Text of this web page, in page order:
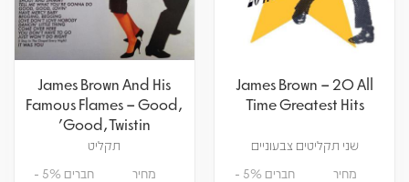
James Brown – 20 All
Time Greatest Hits
שני תקליטים צבעוניים
מחיר חברים 5% -
James Brown And His
Famous Flames – Good,
Good, Twistin'
תקליט
מחיר חברים 5% -